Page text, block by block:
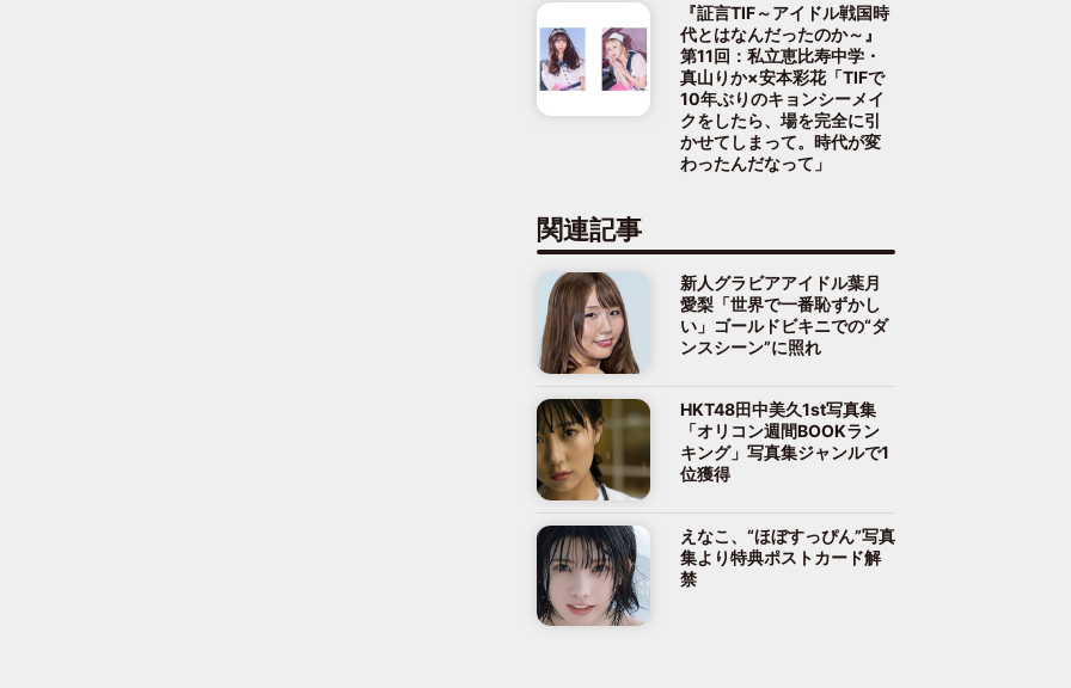
『証言TIF～アイドル戦国時
代とはなんだったのか～』
第11回：私立恵比寿中学・
真山りか×安本彩花「TIFで
10年ぶりのキョンシーメイ
クをしたら、場を完全に引
かせてしまって。時代が変
わったんだなって」
関連記事
新人グラビアアイドル葉月
愛梨「世界で一番恥ずかし
い」ゴールドビキニでの“ダ
ンスシーン”に照れ
HKT48田中美久1st写真集
「オリコン週間BOOKラン
キング」写真集ジャンルで1
位獲得
えなこ、“ほぼすっぴん”写真
集より特典ポストカード解
禁